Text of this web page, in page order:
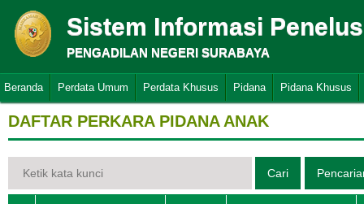
Sistem Informasi
PENGADILAN NEGERI SURABAYA
Beranda Perdata Umum Perdata Khusus Pidana Pidana Khusus
DAFTAR PERKARA PIDANA ANAK